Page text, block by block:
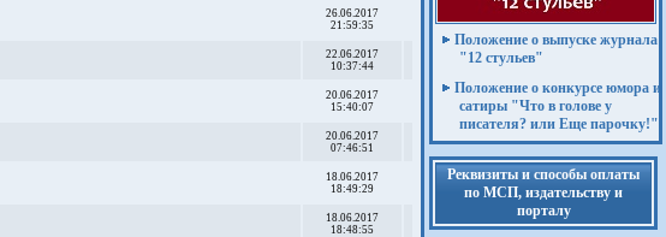
26.06.2017
21:59:35
22.06.2017
10:37:44
20.06.2017
15:40:07
20.06.2017
07:46:51
18.06.2017
18:49:29
18.06.2017
18:48:55
Положение о выпуске журнала
"12 стульев"
Положение о конкурсе юмора и
сатиры "Что в голове у
писателя? или Еще парочку!"
Реквизиты и способы оплаты
по МСП, издательству и
порталу